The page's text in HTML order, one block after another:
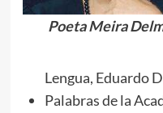
Poeta Meira
Lengua, Eduardo
Palabras de la